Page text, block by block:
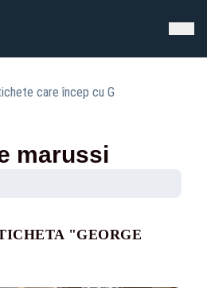
care încep cu G
marussi
"GEORGE